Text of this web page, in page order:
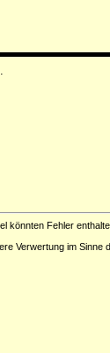
könnten Fehler
Verwertung im Sinne